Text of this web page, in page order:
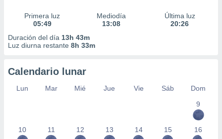
Primera luz
05:49
Mediodía
13:08
Última luz
20:26
Duración del día 13h 43m
Luz diurna restante 8h 33m
Calendario lunar
Lun Mar Mié Jue Vie Sáb
Dom
9
10 11 12 13 14 15 16